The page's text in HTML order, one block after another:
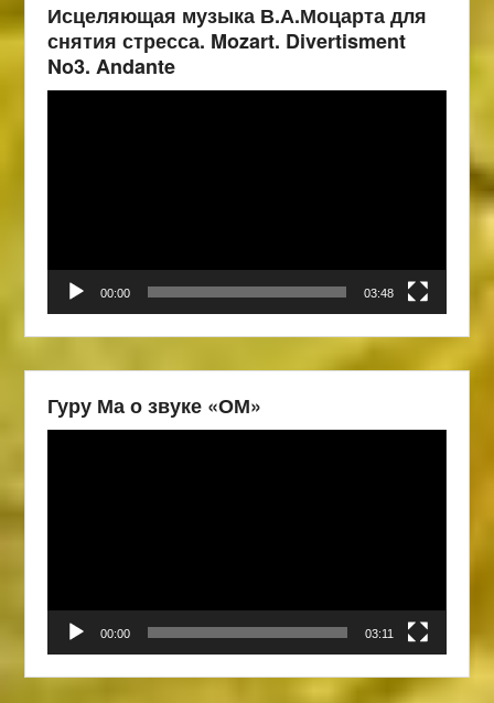
Исцеляющая музыка В.А.Моцарта для
снятия стресса. Mozart. Divertisment
No3. Andante
00:00 03:48
Гуру Ма о звуке «ОМ»
00:00 03:11